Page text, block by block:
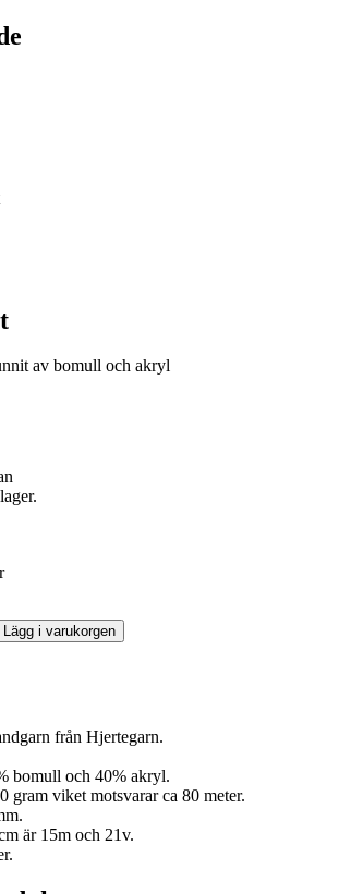
av bomull och akryl
Lägg i varukorgen
från Hjertegarn.
bomull och 40% akryl.
gram viket motsvarar ca 80 meter.
är 15m och 21v.